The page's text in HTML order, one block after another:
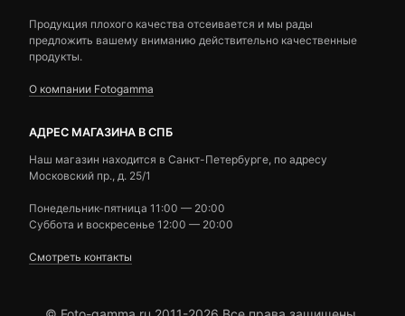
Продукция плохого качества отсеивается и мы рады
предложить вашему вниманию действительно качественные
продукты.
О компании Fotogamma
АДРЕС МАГАЗИНА В СПБ
Наш магазин находится в Санкт-Петербурге, по адресу
Московский пр., д. 25/1
Понедельник-пятница 11:00 — 20:00
Суббота и воскресенье 12:00 — 20:00
Смотреть контакты